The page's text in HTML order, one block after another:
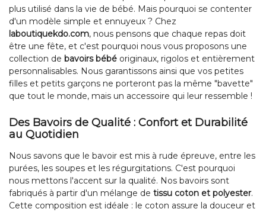
plus utilisé dans la vie de bébé. Mais pourquoi se contenter
d'un modèle simple et ennuyeux ? Chez
laboutiquekdo.com, nous pensons que chaque repas doit
être une fête, et c'est pourquoi nous vous proposons une
collection de bavoirs bébé originaux, rigolos et entièrement
personnalisables. Nous garantissons ainsi que vos petites
filles et petits garçons ne porteront pas la même "bavette"
que tout le monde, mais un accessoire qui leur ressemble !
Des Bavoirs de Qualité : Confort et Durabilité
au Quotidien
Nous savons que le bavoir est mis à rude épreuve, entre les
purées, les soupes et les régurgitations. C'est pourquoi
nous mettons l'accent sur la qualité. Nos bavoirs sont
fabriqués à partir d'un mélange de tissu coton et polyester.
Cette composition est idéale : le coton assure la douceur et